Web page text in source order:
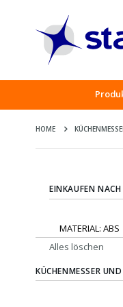
HOME
EINKAUFEN NACH
MATERIAL ABS
Alles löschen
KÜCHENMESSER